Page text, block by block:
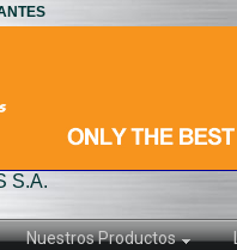
S.A.
Nuestros Productos